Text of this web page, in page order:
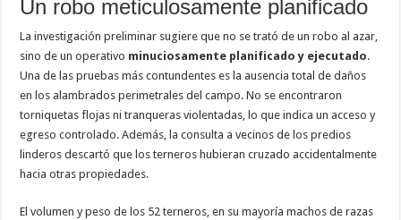
Un robo meticulosamente planificado
La investigación preliminar sugiere que no se trató de un robo al azar,
sino de un operativo minuciosamente planificado y ejecutado.
Una de las pruebas más contundentes es la ausencia total de daños
en los alambrados perimetrales del campo. No se encontraron
torniquetas flojas ni tranqueras violentadas, lo que indica un acceso y
egreso controlado. Además, la consulta a vecinos de los predios
linderos descartó que los terneros hubieran cruzado accidentalmente
hacia otras propiedades.
El volumen y peso de los 52 terneros, en su mayoría machos de razas